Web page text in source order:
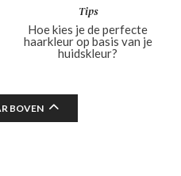
Tips
Hoe kies je de perfecte
haarkleur op basis van je
huidskleur?
BOVEN